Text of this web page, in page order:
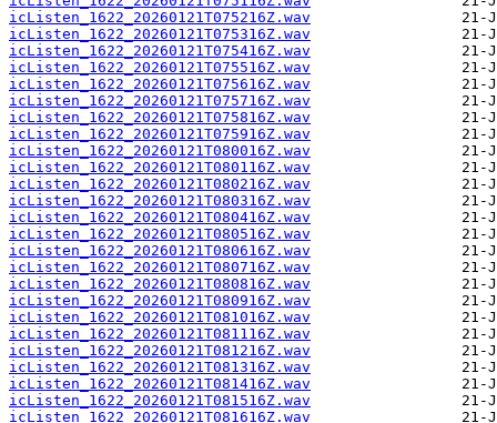
icListen_1622_20260121T075216Z.wav
icListen_1622_20260121T075316Z.wav
icListen_1622_20260121T075416Z.wav
icListen_1622_20260121T075516Z.wav
icListen_1622_20260121T075616Z.wav
icListen_1622_20260121T075716Z.wav
icListen_1622_20260121T075816Z.wav
icListen_1622_20260121T075916Z.wav
icListen_1622_20260121T080016Z.wav
icListen_1622_20260121T080116Z.wav
icListen_1622_20260121T080216Z.wav
icListen_1622_20260121T080316Z.wav
icListen_1622_20260121T080416Z.wav
icListen_1622_20260121T080516Z.wav
icListen_1622_20260121T080616Z.wav
icListen_1622_20260121T080716Z.wav
icListen_1622_20260121T080816Z.wav
icListen_1622_20260121T080916Z.wav
icListen_1622_20260121T081016Z.wav
icListen_1622_20260121T081116Z.wav
icListen_1622_20260121T081216Z.wav
icListen_1622_20260121T081316Z.wav
icListen_1622_20260121T081416Z.wav
icListen_1622_20260121T081516Z.wav
icListen_1622_20260121T081616Z.wav